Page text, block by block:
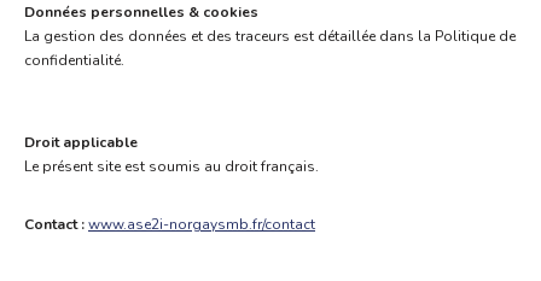
Données personnelles & cookies
La gestion des données et des traceurs est détaillée dans la Politique de
confidentialité.
Droit applicable
Le présent site est soumis au droit français.
Contact :www.ase2i-norgaysmb.fr/contact